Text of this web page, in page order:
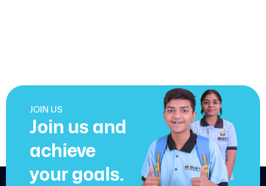
JOIN US
Join us and
achieve
your goals.